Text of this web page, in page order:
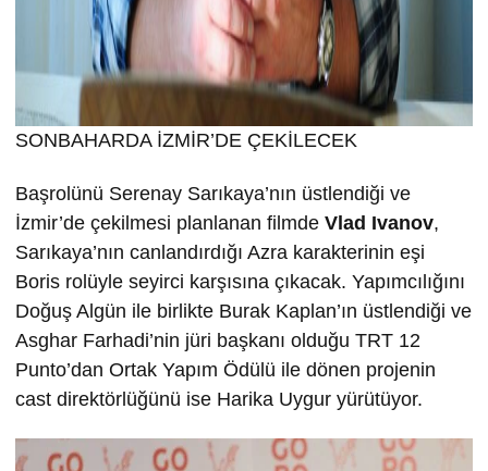
SONBAHARDA İZMİR’DE ÇEKİLECEK
Başrolünü Serenay Sarıkaya’nın üstlendiği ve
İzmir’de çekilmesi planlanan filmde Vlad Ivanov,
Sarıkaya’nın canlandırdığı Azra karakterinin eşi
Boris rolüyle seyirci karşısına çıkacak. Yapımcılığını
Doğuş Algün ile birlikte Burak Kaplan’ın üstlendiği ve
Asghar Farhadi’nin jüri başkanı olduğu TRT 12
Punto’dan Ortak Yapım Ödülü ile dönen projenin
cast direktörlüğünü ise Harika Uygur yürütüyor.